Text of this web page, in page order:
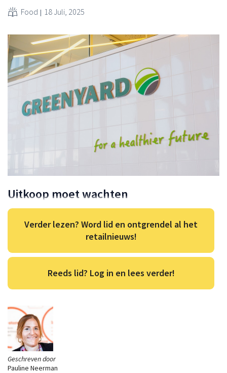
Geschreven door
Pauline Neerman
Food 18 Juli, 2025
Uitkoop moet wachten
Verder lezen? Word lid en ontgrendel al het
retailnieuws!
Reeds lid? Log in en lees verder!